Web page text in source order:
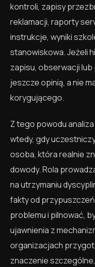
kontroli, zapisy
reklamacji, raporty
instrukcje, wyniki
stanowiskowa. Jeżeli
zapisu, obserwacji
jeszcze opinią, a nie
korygującego.
Z tego powodu
wtedy, gdy
osoba, która realnie
dowody. Rola
na utrzymaniu
fakty od
problemu i pilnować,
ujawnienia z
organizacjach
znaczenie